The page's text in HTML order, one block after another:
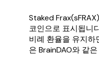
Staked
코인으로 표시됩니
비례 환율을 유지하
은 BrainDAO와 같